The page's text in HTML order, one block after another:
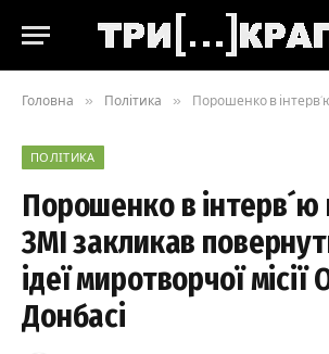
Головна » Політика » Порошенко в інтерв´ю німецьким ЗМІ закликав
ПОЛІТИКА
Порошенко в інтерв´ю
ЗМІ закликав
ідеї миротворчої
Донбасі